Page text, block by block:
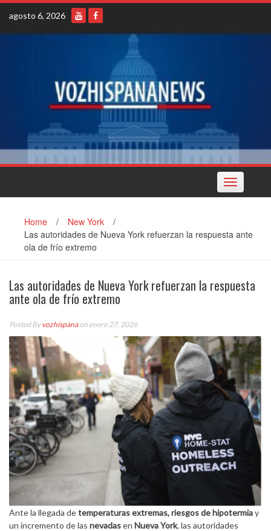
Skip
content
agosto 6, 2026
Toggle
navigation
Home / New York
/
Las autoridades de Nueva York refuerzan la respuesta ante
ola de frío extremo
Las autoridades de Nueva York refuerzan la respuesta
ante ola de frío extremo
Posted Byvozhispanaon enero 27, 2026
Ante la llegada detemperaturas extremas, riesgos de hipotermiay
un incremento de las nevadasen Nueva York, las autoridades